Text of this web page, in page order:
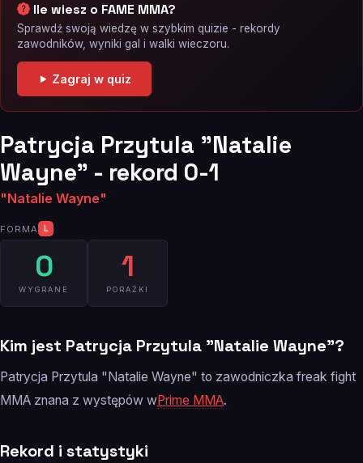
Ile wiesz o FAME MMA?
Sprawdź swoją wiedzę w szybkim quizie - rekordy
zawodników, wyniki gal i walki wieczoru.
Zagraj w quiz
Patrycja Przytula "Natalie
Wayne" - rekord 0-1
"Natalie Wayne"
FORMA L
0
WYGRANE
1
PORAŻKI
Kim jest Patrycja Przytula "Natalie Wayne"?
Patrycja Przytula "Natalie Wayne" to zawodniczka freak fight
MMA znana z występów wPrime MMA.
Rekord i statystyki